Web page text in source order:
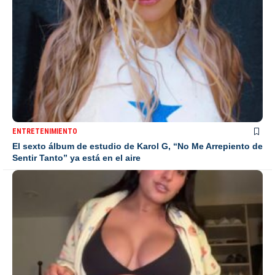
ENTRETENIMIENTO
El sexto álbum de estudio de Karol G, “No Me Arrepiento de
Sentir Tanto” ya está en el aire